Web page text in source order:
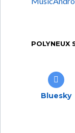
POLYNEUX
Bluesky